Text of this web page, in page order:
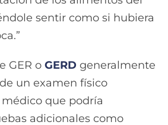
sentir como si hubiera
GER o GERD generalmente
un examen físico
que podría
adicionales como